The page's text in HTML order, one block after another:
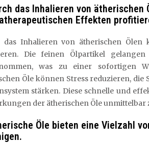
das Inhalieren von ätherischen
Effekten
das Inhalieren von ätherischen Ölen
Die feinen Ölpartikel
was zu einer sofortigen
Öle können Stress reduzieren,
stärken. Diese schnelle und
der ätherischen Öle
Öle bieten eine Vielzahl